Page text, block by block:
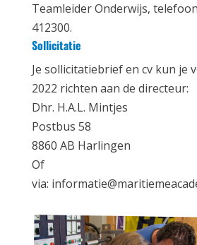
Teamleider Onderwijs,
412300.
Sollicitatie
Je sollicitatiebrief en cv kun je
2022 richten aan de directeur:
Dhr. H.A.L. Mintjes
Postbus 58
8860 AB Harlingen
Of
via: